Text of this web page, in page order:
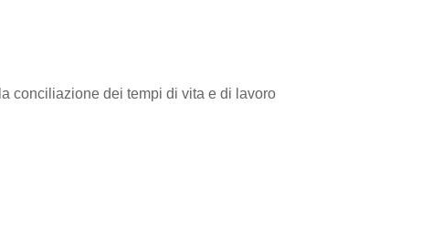
conciliazione dei tempi di vita e di lavoro